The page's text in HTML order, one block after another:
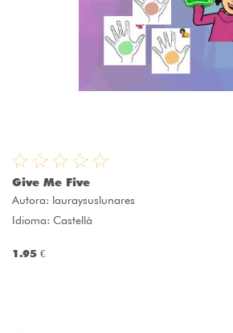
Give Me Five
Autora: lauraysuslunares
Idioma: Castellà
1.95 €